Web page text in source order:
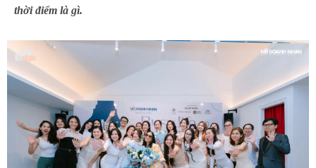
thời điểm là gì.